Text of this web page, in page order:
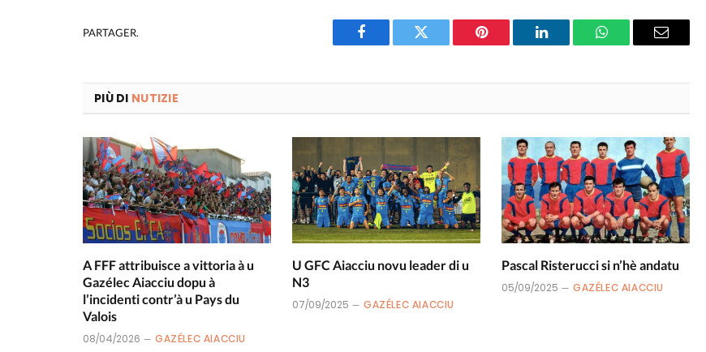
PARTAGER.
Facebook Twitter Pinterest LinkedIn WhatsAppEmail
PIÙ DI NUTIZIE
A FFF attribuisce a vittoria à u
Gazélec Aiacciu dopu à
l’incidenti contr’à u Pays du
Valois
08/04/2026 GAZÉLEC AIACCIU
U GFC Aiacciu novu leader di u
N3
07/09/2025 GAZÉLEC AIACCIU
Pascal Risterucci si n’hè andatu
05/09/2025 GAZÉLEC AIACCIU